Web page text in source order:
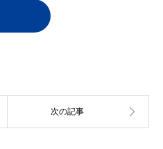
がある。
団体・組織等が
虚偽の記載、誤
合
くはこれらと関連